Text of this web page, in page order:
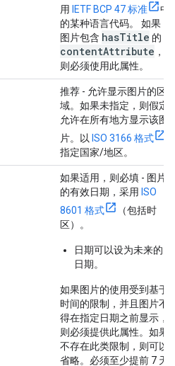
用
IETF BCP 47 标准
中
的某种语言代码。 如果
图片包含 hasTitle 的
contentAttribute ，
则必须使用此属性。
推荐 - 允许显示图片的区
域。如果未指定，则假定
允许在所有地方显示该图
片。以 ISO 3166 格式
指定国家/地区。
如果适用，则必填 - 图片
的有效日期，采用 ISO
8601 格式
（包括时
区）。
日期可以设为未来的
日期。
如果图片的使用受到基于
时间的限制，并且图片不
得在指定日期之前显示，
则必须提供此属性。如果
不存在此类限制，则可以
省略。必须至少提前 7 天